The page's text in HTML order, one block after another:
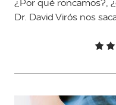
¿Por qué roncamos?,
Dr. David Virós nos